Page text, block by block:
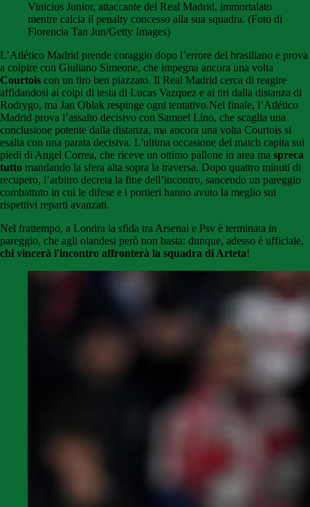
Vinicius Junior, attaccante del Real Madrid, immortalato
mentre calcia il penalty concesso alla sua squadra. (Foto di
Florencia Tan Jun/Getty Images)
L’Atlético Madrid prende coraggio dopo l’errore del brasiliano e prova
a colpire con Giuliano Simeone, che impegna ancora una volta
Courtois con un tiro ben piazzato. Il Real Madrid cerca di reagire
affidandosi ai colpi di testa di Lucas Vazquez e ai tiri dalla distanza di
Rodrygo, ma Jan Oblak respinge ogni tentativo.Nel finale, l’Atlético
Madrid prova l’assalto decisivo con Samuel Lino, che scaglia una
conclusione potente dalla distanza, ma ancora una volta Courtois si
esalta con una parata decisiva. L'ultima occasione del match capita sui
piedi di Angel Correa, che riceve un ottimo pallone in area ma spreca
tutto mandando la sfera alta sopra la traversa. Dopo quattro minuti di
recupero, l’arbitro decreta la fine dell’incontro, sancendo un pareggio
combattuto in cui le difese e i portieri hanno avuto la meglio sui
rispettivi reparti avanzati.
Nel frattempo, a Londra la sfida tra Arsenal e Psv è terminata in
pareggio, che agli olandesi però non basta: dunque, adesso è ufficiale,
chi vincerà l'incontro affronterà la squadra di Arteta!